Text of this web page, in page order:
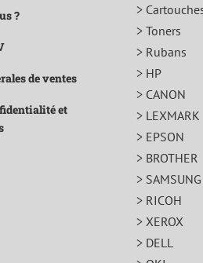
?
de ventes
et
>
> Toners
> Rubans
> HP
> CANON
> LEXMARK
> EPSON
> BROTHER
> SAMSUNG
> RICOH
> XEROX
> DELL